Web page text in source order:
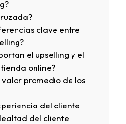
clave entre
el upselling y el
online?
promedio de los
del cliente
del cliente